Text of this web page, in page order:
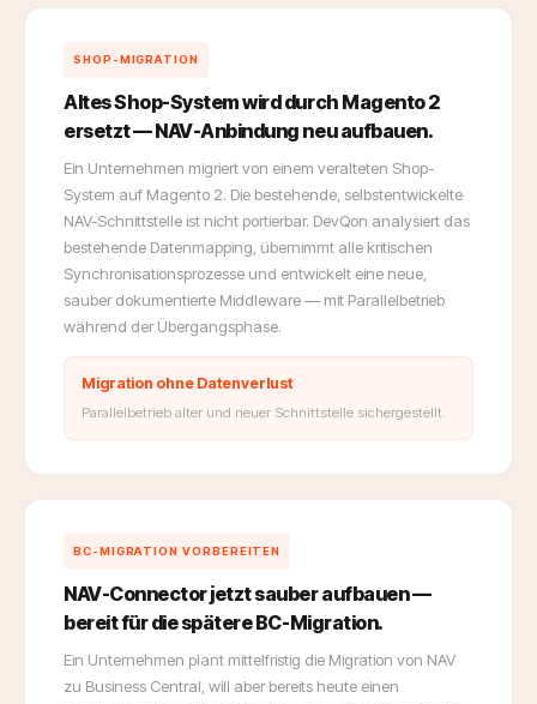
SHOP-MIGRATION
Altes Shop-System wird durch Magento 2
ersetzt — NAV-Anbindung neu aufbauen.
Ein Unternehmen migriert von einem veralteten Shop-
System auf Magento 2. Die bestehende, selbstentwickelte
NAV-Schnittstelle ist nicht portierbar. DevQon analysiert das
bestehende Datenmapping, übernimmt alle kritischen
Synchronisationsprozesse und entwickelt eine neue,
sauber dokumentierte Middleware — mit Parallelbetrieb
während der Übergangsphase.
Migration ohne Datenverlust
Parallelbetrieb alter und neuer Schnittstelle sichergestellt.
BC-MIGRATION VORBEREITEN
NAV-Connector jetzt sauber aufbauen —
bereit für die spätere BC-Migration.
Ein Unternehmen plant mittelfristig die Migration von NAV
zu Business Central, will aber bereits heute einen